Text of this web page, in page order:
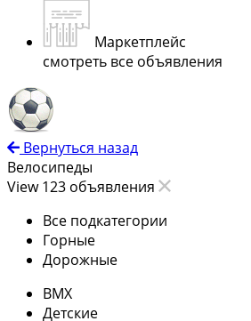
Маркетплейс
смотреть все объявления
Вернуться назад
Велосипеды
View 123 объявления
Все подкатегории
Горные
Дорожные
ВМХ
Детские